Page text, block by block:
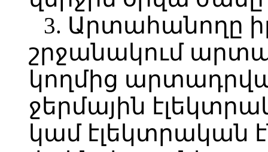
3. Արտահանողը
շրջանակում
կողմից
ջերմային
կամ էլեկտրական